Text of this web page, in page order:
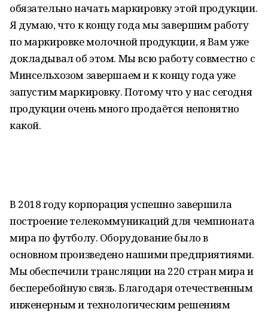
обязательно начать маркировку этой продукции.
Я думаю, что к концу года мы завершим работу
по маркировке молочной продукции, я Вам уже
докладывал об этом. Мы всю работу совместно с
Минсельхозом завершаем и к концу года уже
запустим маркировку. Потому что у нас сегодня
продукции очень много продаётся непонятно
какой.
В 2018 году корпорация успешно завершила
построение телекоммуникаций для чемпионата
мира по футболу. Оборудование было в
основном произведено нашими предприятиями.
Мы обеспечили трансляции на 220 стран мира и
бесперебойную связь. Благодаря отечественным
инженерным и технологическим решениям